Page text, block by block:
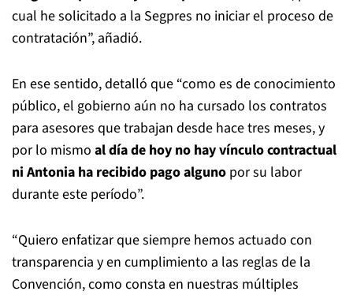
cual he solicitado a la Segpres no iniciar el proceso de
contratación”, añadió.
En ese sentido, detalló que “como es de conocimiento
público, el gobierno aún no ha cursado los contratos
para asesores que trabajan desde hace tres meses, y
por lo mismo al día de hoy no hay vínculo contractual
ni Antonia ha recibido pago alguno por su labor
durante este período”.
“Quiero enfatizar que siempre hemos actuado con
transparencia y en cumplimiento a las reglas de la
Convención, como consta en nuestras múltiples